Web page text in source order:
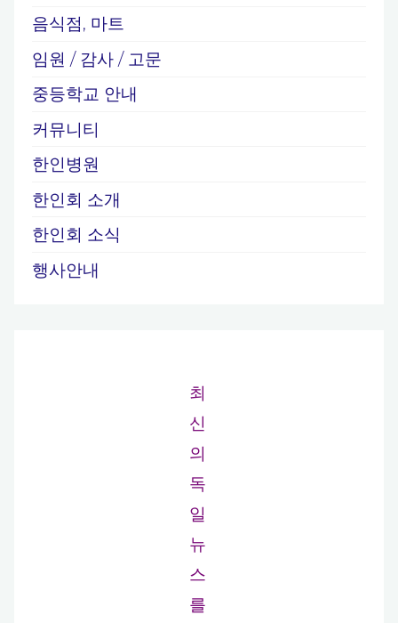
음식점, 마트
임원 / 감사 / 고문
중등학교 안내
커뮤니티
한인병원
한인회 소개
한인회 소식
행사안내
최
신
의
독
일
뉴
스
를